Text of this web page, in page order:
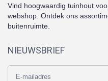
Vind hoogwaardig tuinhout
webshop. Ontdek ons
buitenruimte.
NIEUWSBRIEF